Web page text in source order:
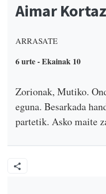
Aimar
ARRASATE
6 urte - Ekainak 10
Zorionak, Mutiko.
eguna. Besarkada
partetik. Asko maite